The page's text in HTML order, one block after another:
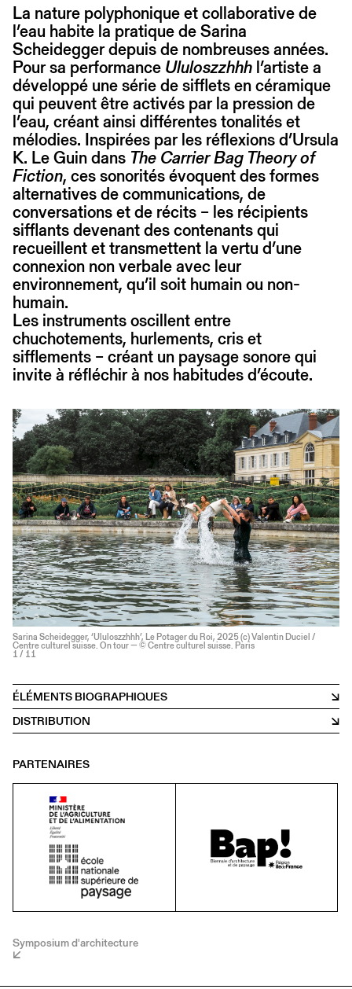
La nature polyphonique et collaborative de
l’eau habite la pratique de Sarina
Scheidegger depuis de nombreuses années.
Pour sa performance Ululoszzhhh l’artiste a
développé une série de sifflets en céramique
qui peuvent être activés par la pression de
l’eau, créant ainsi différentes tonalités et
mélodies. Inspirées par les réflexions d’Ursula
K. Le Guin dans The Carrier Bag Theory of
Fiction, ces sonorités évoquent des formes
alternatives de communications, de
conversations et de récits – les récipients
sifflants devenant des contenants qui
recueillent et transmettent la vertu d’une
connexion non verbale avec leur
environnement, qu’il soit humain ou non-
humain.
Les instruments oscillent entre
chuchotements, hurlements, cris et
sifflements – créant un paysage sonore qui
invite à réfléchir à nos habitudes d’écoute.
Sarina Scheidegger, ‘Ululoszzhhh’, Le Potager du Roi, 2025 (c) Valentin Duciel /
Centre culturel suisse. On tour — © Centre culturel suisse. Paris
1 / 11
ÉLÉMENTS BIOGRAPHIQUES
DISTRIBUTION
PARTENAIRES
Symposium d'architecture